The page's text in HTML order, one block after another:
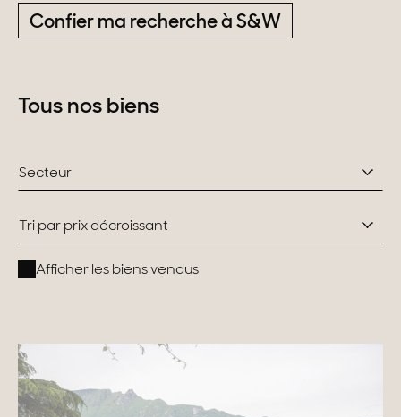
Pays de Gex
Lac du Bourget
Nos collections
Confier ma recherche à S&W
Tous nos biens
Secteur
Tri par prix décroissant
Afficher les biens vendus